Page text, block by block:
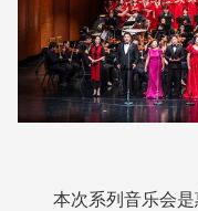
本次系列音乐会